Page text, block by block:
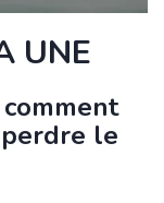
UNE
perdre le